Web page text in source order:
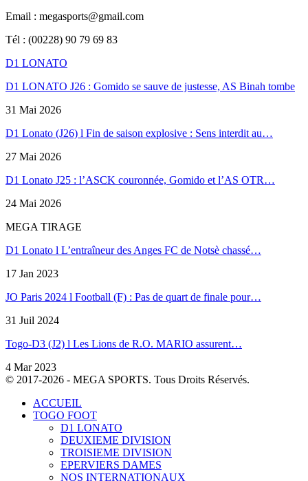
Email : megasports@gmail.com
Tél : (00228) 90 79 69 83
D1 LONATO
D1 LONATO J26 : Gomido se sauve de justesse, AS Binah tombe
31 Mai 2026
D1 Lonato (J26) l Fin de saison explosive : Sens interdit au…
27 Mai 2026
D1 Lonato J25 : l’ASCK couronnée, Gomido et l’AS OTR…
24 Mai 2026
MEGA TIRAGE
D1 Lonato l L’entraîneur des Anges FC de Notsè chassé…
17 Jan 2023
JO Paris 2024 l Football (F) : Pas de quart de finale pour…
31 Juil 2024
Togo-D3 (J2) l Les Lions de R.O. MARIO assurent…
4 Mar 2023
© 2017-2026 - MEGA SPORTS. Tous Droits Réservés.
ACCUEIL
TOGO FOOT
D1 LONATO
DEUXIEME DIVISION
TROISIEME DIVISION
EPERVIERS DAMES
NOS INTERNATIONAUX